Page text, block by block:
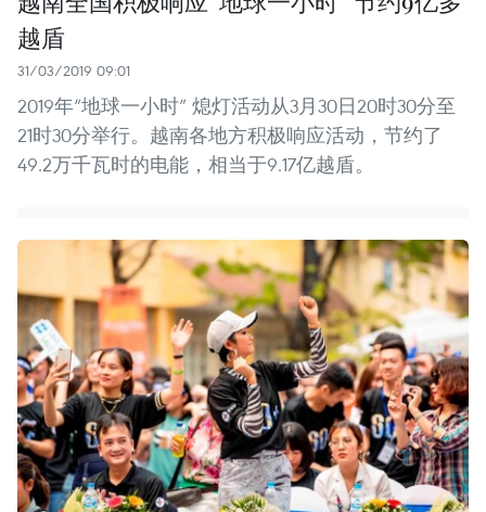
越盾
31/03/2019 09:01
2019年“地球一小时” 熄灯活动从3月30日20时30分至
21时30分举行。越南各地方积极响应活动，节约了
49.2万千瓦时的电能，相当于9.17亿越盾。